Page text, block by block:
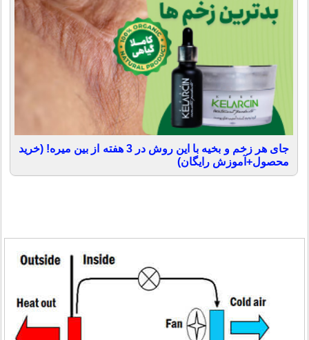
جای هر زخم و بخیه با این روش در 3 هفته از بین میره! (خرید
محصول+آموزش رایگان)